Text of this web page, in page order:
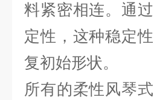
料紧密相连。通
定性，这种稳定
复初始形状。
所有的柔性风琴